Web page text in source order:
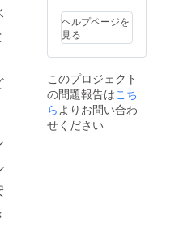
ト実行
者へ連
絡しな
かった
際は、
着払い
での配
送とな
ので、
予めご
了承下
さい。
・受け
ヘルプページを
見る
このプロジェクト
の問題報告はこち
らよりお問い合わ
せください